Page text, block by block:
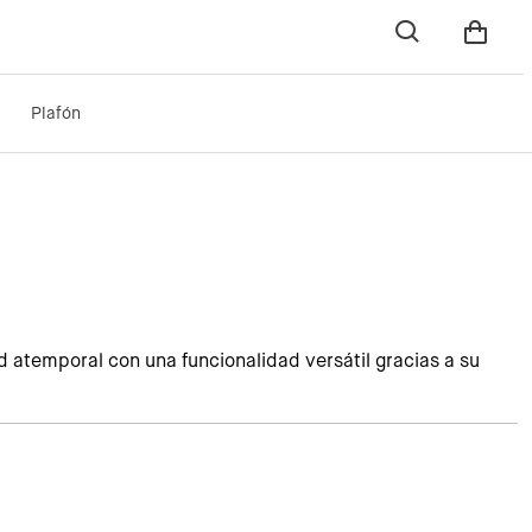
Plafón
atemporal con una funcionalidad versátil gracias a su